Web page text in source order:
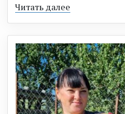
Читать далее